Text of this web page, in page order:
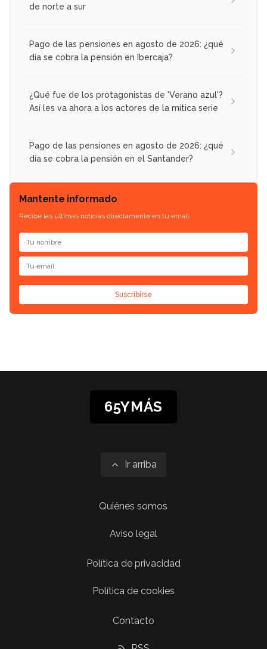
de norte a sur
Pago de las pensiones en agosto de 2026: ¿qué
día se cobra la pensión en Ibercaja?
¿Qué fue de los protagonistas de 'Verano azul'?
Así les va ahora a los actores de la mítica serie
Pago de las pensiones en agosto de 2026: ¿qué
día se cobra la pensión en el Santander?
Mantente informado
Recibe las últimas noticias directamente en tu email.
Suscribirse
65YMÁS
Ir arriba
Quiénes somos
Aviso legal
Política de privacidad
Política de cookies
Contacto